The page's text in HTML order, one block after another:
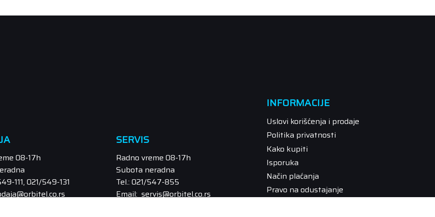
08-17h
111, 021/549-131
SERVIS
Radno vreme 08-17h
Subota neradna
Tel.: 021/547-855
Email: servis@orbitel.co.rs
INFORMACIJE
Uslovi korišćenja i prodaje
Politika privatnosti
Kako kupiti
Isporuka
Način plaćanja
Pravo na odustajanje